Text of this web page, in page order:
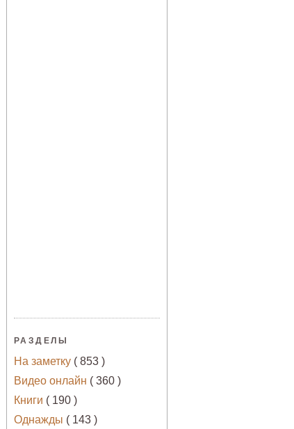
РАЗДЕЛЫ
На заметку ( 853 )
Видео онлайн ( 360 )
Книги ( 190 )
Однажды ( 143 )